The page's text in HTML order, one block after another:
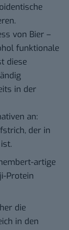
von Bier –
funktionale
diese
in der
an:
der in
artige
Protein
die
in den